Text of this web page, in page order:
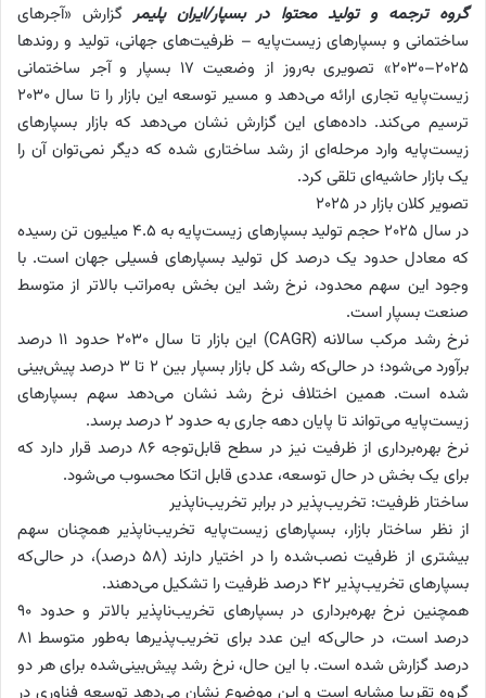
گروه ترجمه و تولید محتوا در بسپار/ایران پلیمر گزارش «آجرهای
ساختمانی و بسپارهای زیست‌پایه – ظرفیت‌های جهانی، تولید و روندها
۲۰۲۵–۲۰۳۰» تصویری به‌روز از وضعیت ۱۷ بسپار و آجر ساختمانی
زیست‌پایه تجاری ارائه می‌دهد و مسیر توسعه این بازار را تا سال ۲۰۳۰
ترسیم می‌کند. داده‌های این گزارش نشان می‌دهد که بازار بسپارهای
زیست‌پایه وارد مرحله‌ای از رشد ساختاری شده که دیگر نمی‌توان آن را
یک بازار حاشیه‌ای تلقی کرد.
تصویر کلان بازار در ۲۰۲۵
در سال ۲۰۲۵ حجم تولید بسپارهای زیست‌پایه به ۴.۵ میلیون تن رسیده
که معادل حدود یک درصد کل تولید بسپارهای فسیلی جهان است. با
وجود این سهم محدود، نرخ رشد این بخش به‌مراتب بالاتر از متوسط
صنعت بسپار است.
نرخ رشد مرکب سالانه (CAGR) این بازار تا سال ۲۰۳۰ حدود ۱۱ درصد
برآورد می‌شود؛ در حالی‌که رشد کل بازار بسپار بین ۲ تا ۳ درصد پیش‌بینی
شده است. همین اختلاف نرخ رشد نشان می‌دهد سهم بسپارهای
زیست‌پایه می‌تواند تا پایان دهه جاری به حدود ۲ درصد برسد.
نرخ بهره‌برداری از ظرفیت نیز در سطح قابل‌توجه ۸۶ درصد قرار دارد که
برای یک بخش در حال توسعه، عددی قابل اتکا محسوب می‌شود.
ساختار ظرفیت: تخریب‌پذیر در برابر تخریب‌ناپذیر
از نظر ساختار بازار، بسپارهای زیست‌پایه تخریب‌ناپذیر همچنان سهم
بیشتری از ظرفیت نصب‌شده را در اختیار دارند (۵۸ درصد)، در حالی‌که
بسپارهای تخریب‌پذیر ۴۲ درصد ظرفیت را تشکیل می‌دهند.
همچنین نرخ بهره‌برداری در بسپارهای تخریب‌ناپذیر بالاتر و حدود ۹۰
درصد است، در حالی‌که این عدد برای تخریب‌پذیرها به‌طور متوسط ۸۱
درصد گزارش شده است. با این حال، نرخ رشد پیش‌بینی‌شده برای هر دو
گروه تقریبا مشابه است و این موضوع نشان می‌دهد توسعه فناوری در